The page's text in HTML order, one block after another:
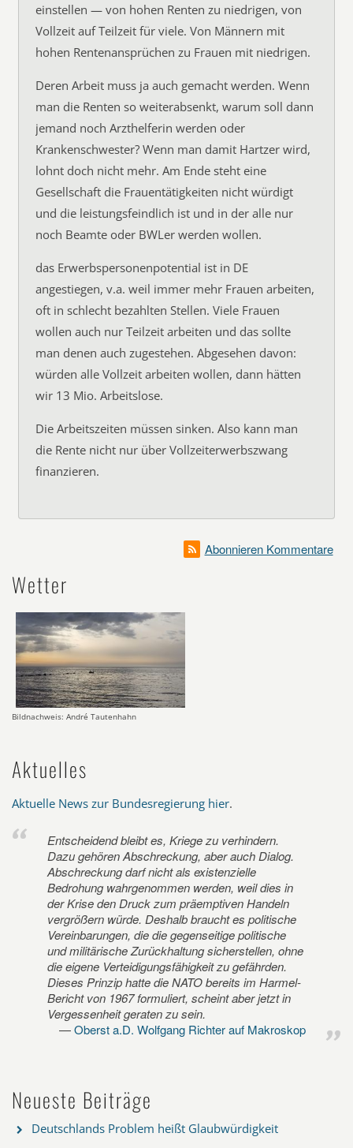
einstellen — von hohen Renten zu niedrigen, von
Vollzeit auf Teilzeit für viele. Von Männern mit
hohen Rentenansprüchen zu Frauen mit niedrigen.
Deren Arbeit muss ja auch gemacht werden. Wenn
man die Renten so weiterabsenkt, warum soll dann
jemand noch Arzthelferin werden oder
Krankenschwester? Wenn man damit Hartzer wird,
lohnt doch nicht mehr. Am Ende steht eine
Gesellschaft die Frauentätigkeiten nicht würdigt
und die leistungsfeindlich ist und in der alle nur
noch Beamte oder BWLer werden wollen.
das Erwerbspersonenpotential ist in DE
angestiegen, v.a. weil immer mehr Frauen arbeiten,
oft in schlecht bezahlten Stellen. Viele Frauen
wollen auch nur Teilzeit arbeiten und das sollte
man denen auch zugestehen. Abgesehen davon:
würden alle Vollzeit arbeiten wollen, dann hätten
wir 13 Mio. Arbeitslose.
Die Arbeitszeiten müssen sinken. Also kann man
die Rente nicht nur über Vollzeiterwerbszwang
finanzieren.
Abonnieren Kommentare
Wetter
Bildnachweis: André Tautenhahn
Aktuelles
Aktuelle News zur Bundesregierung hier.
Entscheidend bleibt es, Kriege zu verhindern.
Dazu gehören Abschreckung, aber auch Dialog.
Abschreckung darf nicht als existenzielle
Bedrohung wahrgenommen werden, weil dies in
der Krise den Druck zum präemptiven Handeln
vergrößern würde. Deshalb braucht es politische
Vereinbarungen, die die gegenseitige politische
und militärische Zurückhaltung sicherstellen, ohne
die eigene Verteidigungsfähigkeit zu gefährden.
Dieses Prinzip hatte die NATO bereits im Harmel-
Bericht von 1967 formuliert, scheint aber jetzt in
Vergessenheit geraten zu sein.
Oberst a.D. Wolfgang Richter auf Makroskop
Neueste Beiträge
Deutschlands Problem heißt Glaubwürdigkeit